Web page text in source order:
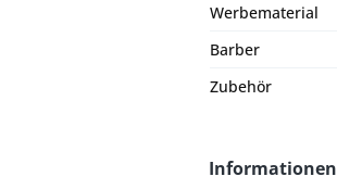
Werbematerial
Barber
Zubehör
Informationen